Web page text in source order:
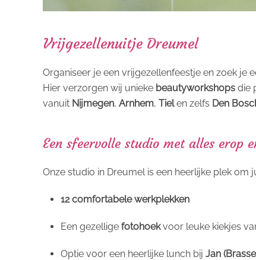
Vrijgezellenuitje Dreumel
Organiseer je een vrijgezellenfeestje en zoek je
Hier verzorgen wij unieke beautyworkshops die
vanuit Nijmegen, Arnhem, Tielen zelfs Den
Een sfeervolle studio met alles erop
Onze studio in Dreumel is een heerlijke plek
12 comfortabele werkplekken
Een gezellige fotohoekvoor leuke kiekjes
Optie voor een heerlijke lunch bij Jan